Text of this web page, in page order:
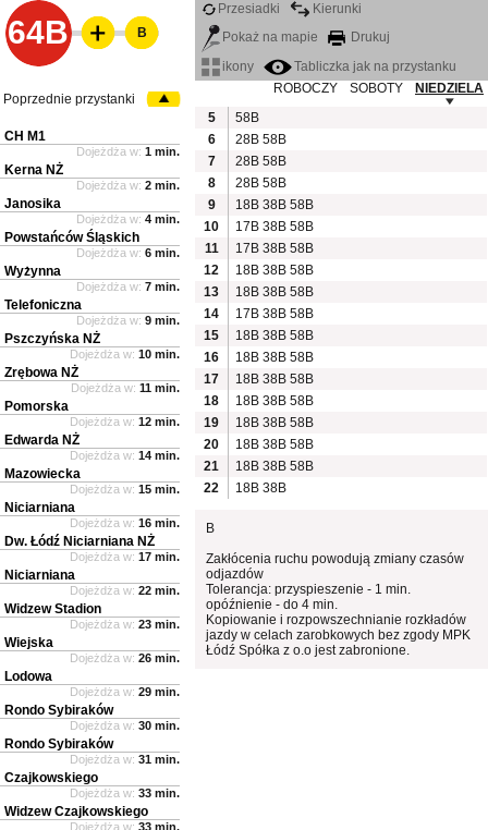
64B
Przesiadki
Kierunki
Pokaż na mapie
Drukuj
ikony
Tabliczka jak na przystanku
ROBOCZY
SOBOTY
NIEDZIELA
5
58B
6
28B 58B
7
28B 58B
8
28B 58B
9
18B 38B 58B
10
17B 38B 58B
11
17B 38B 58B
12
18B 38B 58B
13
18B 38B 58B
14
17B 38B 58B
15
18B 38B 58B
16
18B 38B 58B
17
18B 38B 58B
18
18B 38B 58B
19
18B 38B 58B
20
18B 38B 58B
21
18B 38B 58B
22
18B 38B
B
Zakłócenia ruchu powodują zmiany czasów
odjazdów
Tolerancja: przyspieszenie - 1 min.
opóźnienie - do 4 min.
Kopiowanie i rozpowszechnianie rozkładów
jazdy w celach zarobkowych bez zgody MPK
Łódź Spółka z o.o jest zabronione.
B
Poprzednie przystanki
CH M1
Dojeżdża w: 1 min.
Kerna NŻ
Dojeżdża w: 2 min.
Janosika
Dojeżdża w: 4 min.
Powstańców Śląskich
Dojeżdża w: 6 min.
Wyżynna
Dojeżdża w: 7 min.
Telefoniczna
Dojeżdża w: 9 min.
Pszczyńska NŻ
Dojeżdża w: 10 min.
Zrębowa NŻ
Dojeżdża w: 11 min.
Pomorska
Dojeżdża w: 12 min.
Edwarda NŻ
Dojeżdża w: 14 min.
Mazowiecka
Dojeżdża w: 15 min.
Niciarniana
Dojeżdża w: 16 min.
Dw. Łódź Niciarniana NŻ
Dojeżdża w: 17 min.
Niciarniana
Dojeżdża w: 22 min.
Widzew Stadion
Dojeżdża w: 23 min.
Wiejska
Dojeżdża w: 26 min.
Lodowa
Dojeżdża w: 29 min.
Rondo Sybiraków
Dojeżdża w: 30 min.
Rondo Sybiraków
Dojeżdża w: 31 min.
Czajkowskiego
Dojeżdża w: 33 min.
Widzew Czajkowskiego
Dojeżdża w: 33 min.